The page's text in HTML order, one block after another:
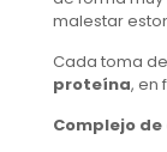
malestar
Cada toma
proteína, en
Complejo